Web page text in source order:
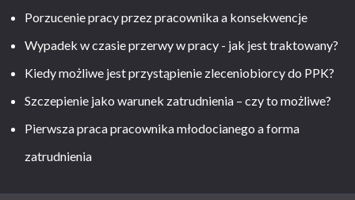
Porzucenie pracy przez pracownika a konsekwencje
Wypadek w czasie przerwy w pracy - jak jest traktowany?
Kiedy możliwe jest przystąpienie zleceniobiorcy do PPK?
Szczepienie jako warunek zatrudnienia – czy to możliwe?
Pierwsza praca pracownika młodocianego a forma
zatrudnienia